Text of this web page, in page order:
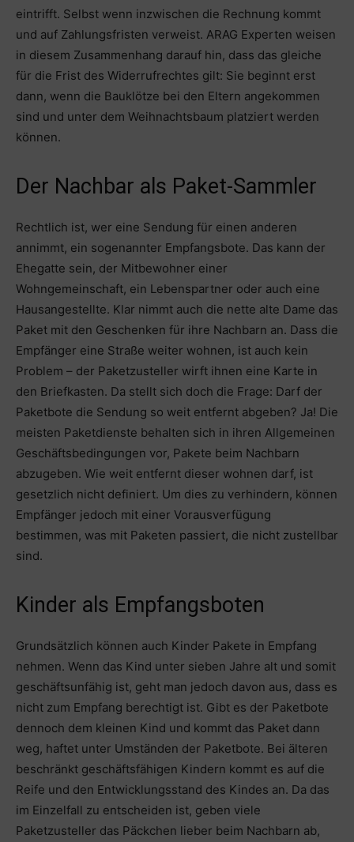
eintrifft. Selbst wenn inzwischen die Rechnung kommt
und auf Zahlungsfristen verweist. ARAG Experten weisen
in diesem Zusammenhang darauf hin, dass das gleiche
für die Frist des Widerrufrechtes gilt: Sie beginnt erst
dann, wenn die Bauklötze bei den Eltern angekommen
sind und unter dem Weihnachtsbaum platziert werden
können.
Der Nachbar als Paket-Sammler
Rechtlich ist, wer eine Sendung für einen anderen
annimmt, ein sogenannter Empfangsbote. Das kann der
Ehegatte sein, der Mitbewohner einer
Wohngemeinschaft, ein Lebenspartner oder auch eine
Hausangestellte. Klar nimmt auch die nette alte Dame das
Paket mit den Geschenken für ihre Nachbarn an. Dass die
Empfänger eine Straße weiter wohnen, ist auch kein
Problem – der Paketzusteller wirft ihnen eine Karte in
den Briefkasten. Da stellt sich doch die Frage: Darf der
Paketbote die Sendung so weit entfernt abgeben? Ja! Die
meisten Paketdienste behalten sich in ihren Allgemeinen
Geschäftsbedingungen vor, Pakete beim Nachbarn
abzugeben. Wie weit entfernt dieser wohnen darf, ist
gesetzlich nicht definiert. Um dies zu verhindern, können
Empfänger jedoch mit einer Vorausverfügung
bestimmen, was mit Paketen passiert, die nicht zustellbar
sind.
Kinder als Empfangsboten
Grundsätzlich können auch Kinder Pakete in Empfang
nehmen. Wenn das Kind unter sieben Jahre alt und somit
geschäftsunfähig ist, geht man jedoch davon aus, dass es
nicht zum Empfang berechtigt ist. Gibt es der Paketbote
dennoch dem kleinen Kind und kommt das Paket dann
weg, haftet unter Umständen der Paketbote. Bei älteren
beschränkt geschäftsfähigen Kindern kommt es auf die
Reife und den Entwicklungsstand des Kindes an. Da das
im Einzelfall zu entscheiden ist, geben viele
Paketzusteller das Päckchen lieber beim Nachbarn ab,